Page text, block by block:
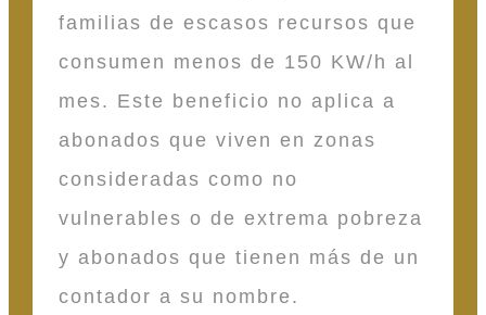
familias de escasos recursos que
consumen menos de 150 KW/h al
mes. Este beneficio no aplica a
abonados que viven en zonas
consideradas como no
vulnerables o de extrema pobreza
y abonados que tienen más de un
contador a su nombre.